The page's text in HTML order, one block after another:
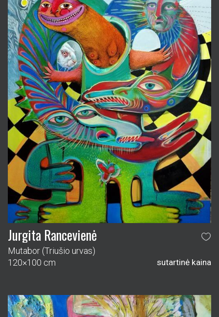
Jurgita Rancevienė
Mutabor (Triušio urvas)
120×100 cm
sutartinė kaina